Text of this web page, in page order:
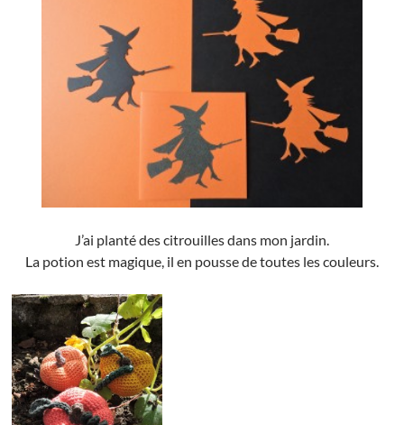
J’ai planté des citrouilles dans mon jardin.
La potion est magique, il en pousse de toutes les couleurs.